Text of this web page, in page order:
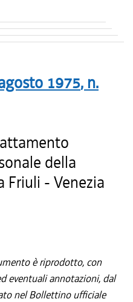
1975, n.
della
Friuli - Venezia
è riprodotto, con
eventuali annotazioni, dal
nel Bollettino ufficiale